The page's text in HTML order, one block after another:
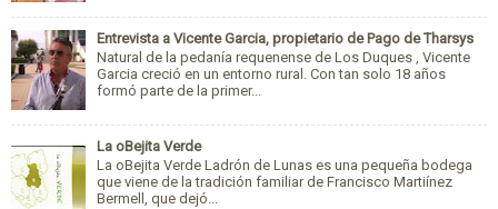
Entrevista a Vicente Garcia, propietario de Pago de Tharsys
Natural de la pedanía requenense de Los Duques , Vicente
Garcia creció en un entorno rural. Con tan solo 18 años
formó parte de la primer...
La oBejita Verde
La oBejita Verde Ladrón de Lunas es una pequeña bodega
que viene de la tradición familiar de Francisco Martiínez
Bermell, que dejó...